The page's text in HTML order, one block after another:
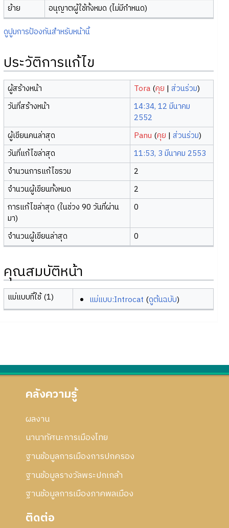
ย้าย
อนุญาตผู้ใช้ทั้งหมด (ไม่มีกำหนด)
ดูปูมการป้องกันสำหรับหน้านี้
ประวัติการแก้ไข
ผู้สร้างหน้า Tora (คุย |ส่วนร่วม)
วันที่สร้างหน้า
14:34, 12 มีนาคม
2552
ผู้เขียนคนล่าสุด
Panu (คุย |ส่วนร่วม)
วันที่แก้ไขล่าสุด
11:53, 3 มีนาคม 2553
จำนวนการแก้ไขรวม
2
จำนวนผู้เขียนทั้งหมด
2
การแก้ไขล่าสุด (ในช่วง 90 วันที่ผ่าน
มา)
0
จำนวนผู้เขียนล่าสุด 0
คุณสมบัติหน้า
แม่แบบที่ใช้ (1) แม่แบบ:Introcat (ดูต้นฉบับ)
คลังความรู้
ผลงาน
นานาทัศนะการเมืองไทย
ฐานข้อมูลการเมืองการปกครอง
ฐานข้อมูลรางวัลพระปกเกล้า
ฐานข้อมูลการเมืองภาคพลเมือง
ติดต่อ